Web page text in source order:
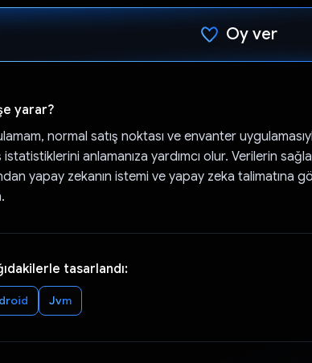
Oy ver
yarar?
normal satış noktası ve envanter
istatistiklerini anlamanıza yardımcı olur. Verilerin
yapay zekanın istemi ve yapay zeka talimatına
tasarlandı:
Jvm